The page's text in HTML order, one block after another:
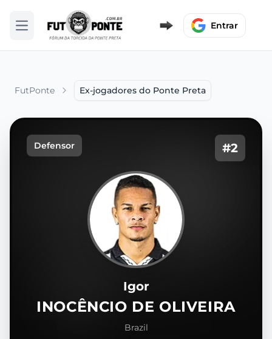
Abrir menu Entrar
FutPonte Ex-jogadores do Ponte Preta
Defensor #2
Igor
INOCÊNCIO DE OLIVEIRA
Brazil